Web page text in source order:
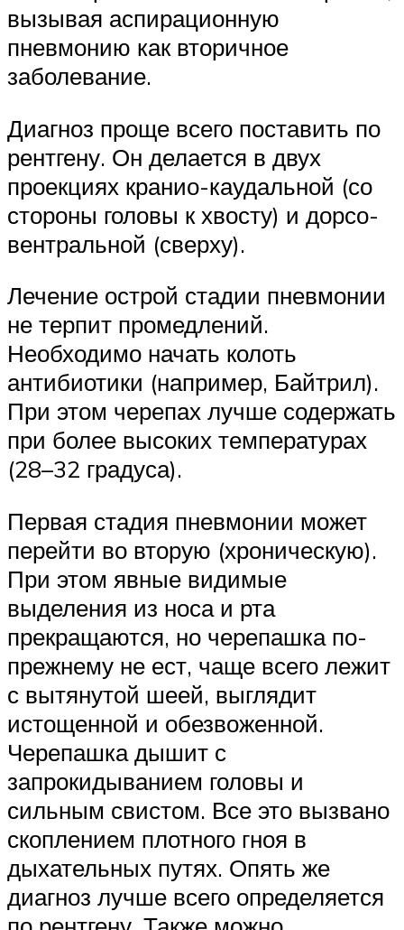
вызывая аспирационную
пневмонию как вторичное
заболевание.
Диагноз проще всего поставить по
рентгену. Он делается в двух
проекциях кранио-каудальной (со
стороны головы к хвосту) и дорсо-
вентральной (сверху).
Лечение острой стадии пневмонии
не терпит промедлений.
Необходимо начать колоть
антибиотики (например, Байтрил).
При этом черепах лучше содержать
при более высоких температурах
(28–32 градуса).
Первая стадия пневмонии может
перейти во вторую (хроническую).
При этом явные видимые
выделения из носа и рта
прекращаются, но черепашка по-
прежнему не ест, чаще всего лежит
с вытянутой шеей, выглядит
истощенной и обезвоженной.
Черепашка дышит с
запрокидыванием головы и
сильным свистом. Все это вызвано
скоплением плотного гноя в
дыхательных путях. Опять же
диагноз лучше всего определяется